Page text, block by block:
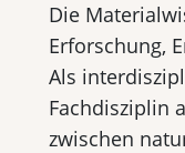
Die
Erforschung,
Als
Fachdisziplin
zwischen